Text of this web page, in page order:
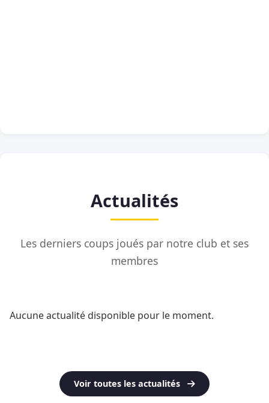
Actualités
Les derniers coups joués par notre club et ses
membres
Aucune actualité disponible pour le moment.
Voir toutes les actualités